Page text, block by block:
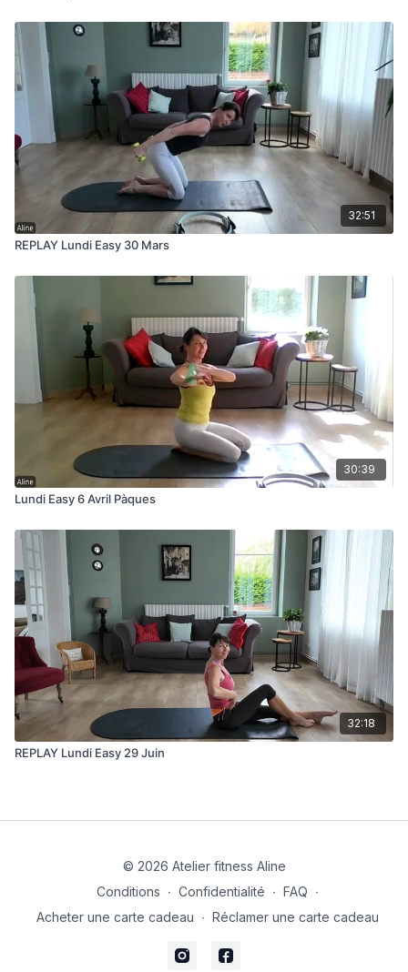
32:51
REPLAY Lundi Easy 30 Mars
30:39
Lundi Easy 6 Avril Pàques
32:18
REPLAY Lundi Easy 29 Juin
© 2026 Atelier fitness Aline
Conditions ∙ Confidentialité ∙ FAQ ∙
Acheter une carte cadeau ∙ Réclamer une carte cadeau